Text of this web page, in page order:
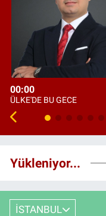
00:00
ÜLKE'DE BU GECE
Yükleniyor...
İSTANBUL